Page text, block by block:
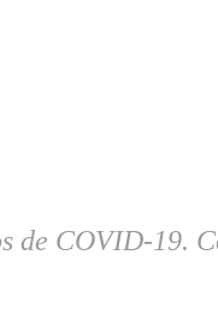
de COVID-19.